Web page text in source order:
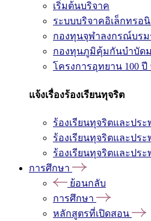
เริ่มต้นบริจาค
ระบบบริจาคอิเล็กทรอ
กองทุนจุฬาลงกรณ์บร
กองทุนภูมิคุ้มกันบำบัดม
โครงการอุทยาน 100
แจ้งเรื่องร้องเรียนทุจริต
ร้องเรียนทุจริตและปร
ร้องเรียนทุจริตและปร
ร้องเรียนทุจริตและปร
การศึกษา
ย้อนกลับ
การศึกษา
หลักสูตรที่เปิดสอน